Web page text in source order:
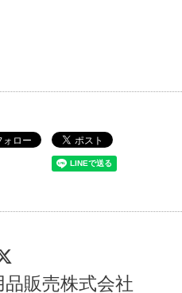
販売株式会社